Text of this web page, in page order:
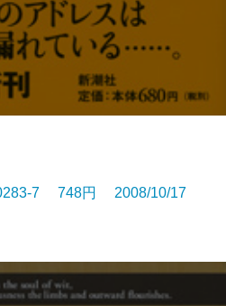
7 748円 2008/10/17